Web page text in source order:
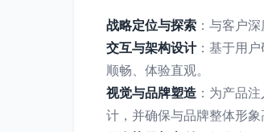
战略定位与探索 ：与客户
交互与架构设计：基于用
顺畅、体验直观。
视觉与品牌塑造 ：为产品
计，并确保与品牌整体形象